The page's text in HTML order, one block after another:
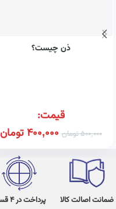
ذن چیست؟
قیمت:
500,000تومان 400,000تومان
ضمانت اصالت کالا پرداخت در 4 قسط